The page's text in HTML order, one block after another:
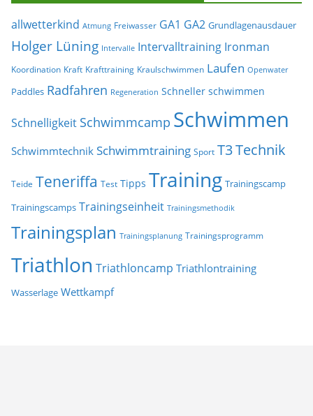
allwetterkind Atmung Freiwasser GA1 GA2 Grundlagenausdauer
Holger Lüning Intervalle Intervalltraining Ironman
Koordination Kraft Krafttraining Kraulschwimmen Laufen Openwater
Paddles Radfahren Regeneration Schneller schwimmen
Schnelligkeit Schwimmcamp Schwimmen
Schwimmtechnik Schwimmtraining Sport T3Technik
Teide Teneriffa Test Tipps Training Trainingscamp
Trainingscamps Trainingseinheit Trainingsmethodik
Trainingsplan Trainingsplanung Trainingsprogramm
Triathlon Triathloncamp Triathlontraining
Wasserlage Wettkampf